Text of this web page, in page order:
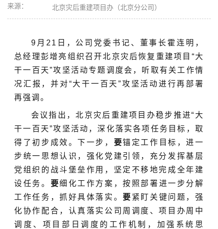
来源：
北京灾后重建项目办（北京分公司）
9月21日，公司党委书记、董事长霍连明，
总经理彭增亮组织召开北京灾后恢复重建项目“大
干一百天”攻坚活动专题调度会，听取有关工作情
况汇报，并对“大干一百天”攻坚活动进行再部署
再强调。
会议指出，北京灾后重建项目办稳步推进“大
干一百天”攻坚活动，深化落实各项任务目标，取
得了初步成效。下一步， 要锚定工作目标，进一
步统一思想认识，强化党建引领，充分发挥基层
党组织的战斗堡垒作用，坚定不移地完成全年建
设任务。 要细化工作方案，按照部署进一步分解
工作任务，抓好具体落实。要 紧盯关键问题，强
化协作配合，认真落实公司周调度、项目办周中
调度、项目部日调度的工作机制，加强系统思